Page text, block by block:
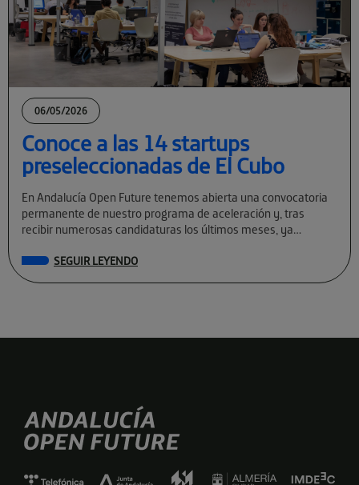
06/05/2026
Conoce a las 14 startups
preseleccionadas de El Cubo
En Andalucía Open Future tenemos abierta una convocatoria
permanente de nuestro programa de aceleración y, tras
recibir numerosas candidaturas los últimos meses, ya
SEGUIR LEYENDO